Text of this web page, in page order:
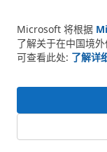
Microsoft 将根据
了解关于在中国境
可查看此处: 了解详